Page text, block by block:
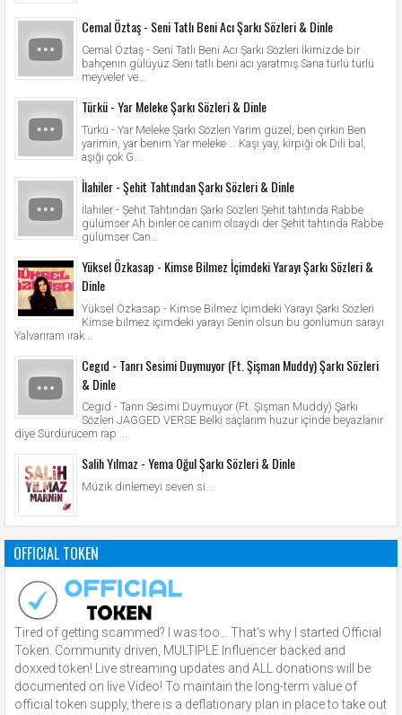
Cemal Öztaş - Seni Tatlı Beni Acı Şarkı Sözleri & Dinle
Cemal Öztaş - Seni Tatlı Beni Acı Şarkı Sözleri İkimizde bir
bahçenin gülüyüz Seni tatlı beni acı yaratmış Sana türlü türlü
meyveler ve...
Türkü - Yar Meleke Şarkı Sözleri & Dinle
Türkü - Yar Meleke Şarkı Sözleri Yarim güzel, ben çirkin Ben
yarimin, yar benim Yar meleke … Kaşı yay, kirpiği ok Dili bal,
aşığı çok G...
İlahiler - Şehit Tahtından Şarkı Sözleri & Dinle
İlahiler - Şehit Tahtından Şarkı Sözleri Şehit tahtında Rabbe
gülümser Ah binler ce canım olsaydı der Şehit tahtında Rabbe
gülümser Can...
Yüksel Özkasap - Kimse Bilmez İçimdeki Yarayı Şarkı Sözleri &
Dinle
Yüksel Özkasap - Kimse Bilmez İçimdeki Yarayı Şarkı Sözleri
Kimse bilmez içimdeki yarayı Senin olsun bu gönlümün sarayı
Yalvarıram ırak...
Cegıd - Tanrı Sesimi Duymuyor (Ft. Şişman Muddy) Şarkı Sözleri
& Dinle
Cegıd - Tanrı Sesimi Duymuyor (Ft. Şişman Muddy) Şarkı
Sözleri JAGGED VERSE Belki saçlarım huzur içinde beyazlanır
diye Sürdürücem rap ...
Salih Yılmaz - Yema Oğul Şarkı Sözleri & Dinle
Müzik dinlemeyi seven si...
OFFICIAL TOKEN
Tired of getting scammed? I was too… That’s why I started Official
Token. Community driven, MULTIPLE Influencer backed and
doxxed token! Live streaming updates and ALL donations will be
documented on live Video! To maintain the long-term value of
official token supply, there is a deflationary plan in place to take out